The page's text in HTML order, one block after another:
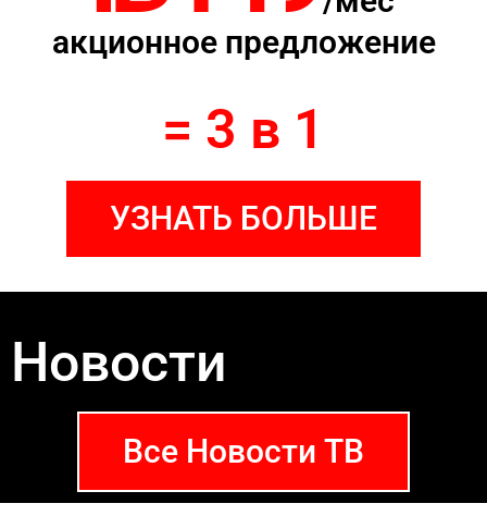
акционное предложение
= 3 в 1
УЗНАТЬ БОЛЬШЕ
Новости
Все Новости ТВ